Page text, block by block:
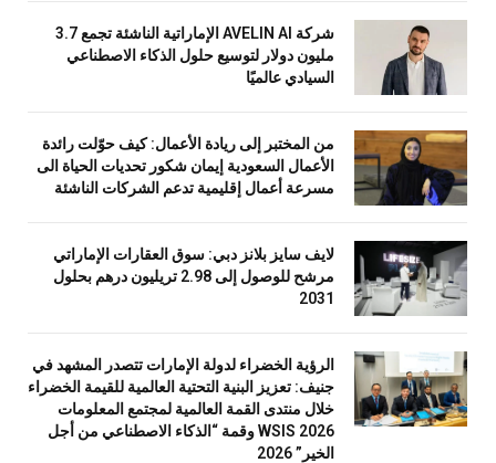
شركة AVELIN AI الإماراتية الناشئة تجمع 3.7
مليون دولار لتوسيع حلول الذكاء الاصطناعي
السيادي عالميًا
من المختبر إلى ريادة الأعمال: كيف حوّلت رائدة
الأعمال السعودية إيمان شكور تحديات الحياة الى
مسرعة أعمال إقليمية تدعم الشركات الناشئة
لايف سايز بلانز دبي: سوق العقارات الإماراتي
مرشح للوصول إلى 2.98 تريليون درهم بحلول
2031
الرؤية الخضراء لدولة الإمارات تتصدر المشهد في
جنيف: تعزيز البنية التحتية العالمية للقيمة الخضراء
خلال منتدى القمة العالمية لمجتمع المعلومات
WSIS 2026 وقمة “الذكاء الاصطناعي من أجل
الخير” 2026